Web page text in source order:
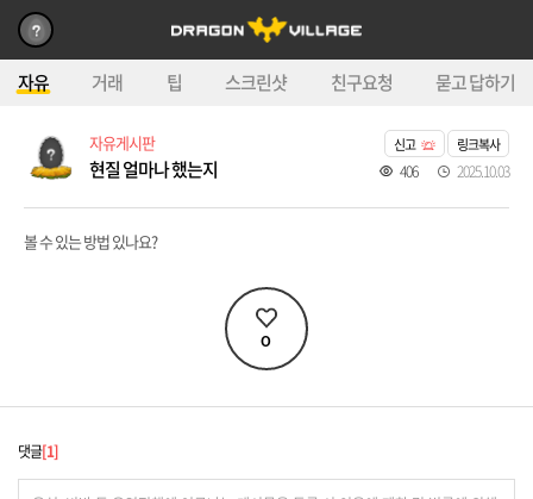
자유 거래 팁 스크린샷 친구요청 묻고 답하기
자유게시판
현질 얼마나 했는지
신고 링크복사
406 2025.10.03
볼 수 있는 방법 있나요?
0
댓글 1